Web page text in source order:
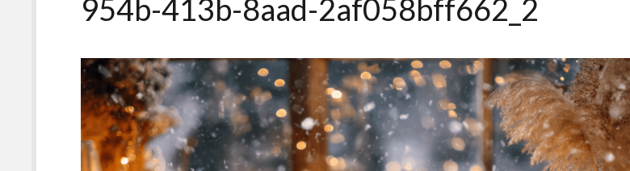
954b-413b-8aad-2af058bff662_2